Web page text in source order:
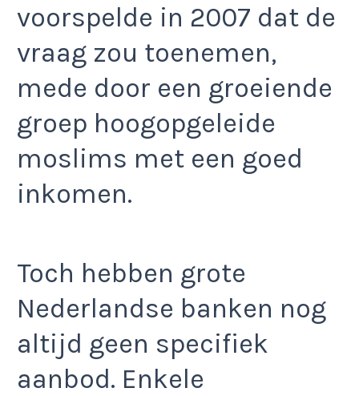
voorspelde in 2007 dat de
vraag zou toenemen,
mede door een groeiende
groep hoogopgeleide
moslims met een goed
inkomen.
Toch hebben grote
Nederlandse banken nog
altijd geen specifiek
aanbod. Enkele